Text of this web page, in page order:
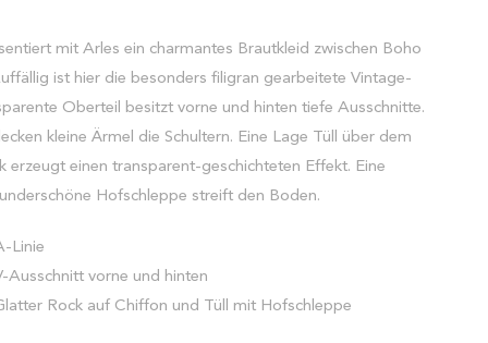
mit Arles ein charmantes Brautkleid zwischen Boho
ist hier die besonders filigran gearbeitete Vintage-
Oberteil besitzt vorne und hinten tiefe Ausschnitte.
kleine Ärmel die Schultern. Eine Lage Tüll über dem
erzeugt einen transparent-geschichteten Effekt. Eine
Hofschleppe streift den Boden.
Linie
Ausschnitt vorne und hinten
Rock auf Chiffon und Tüll mit Hofschleppe